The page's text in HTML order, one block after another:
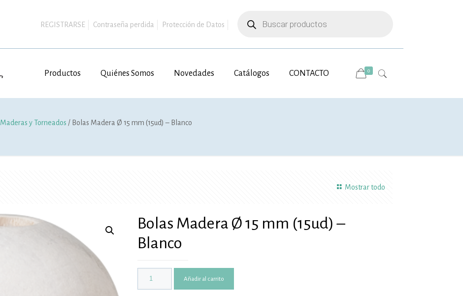
REGISTRARSE Contraseña perdida Protección de Datos
productos
Productos Quiénes Somos Novedades Catálogos CONTACTO 0
Maderas y Torneados / Bolas Madera Ø 15 mm (15ud) – Blanco
Mostrar todo
Bolas Madera Ø 15 mm (15ud) –
Blanco
Añadir al carrito